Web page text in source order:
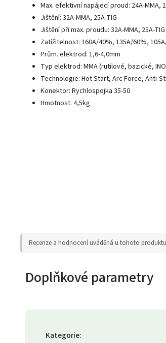
Max. efektivní napájecí proud: 24A-MMA,
Jištění: 32A-MMA, 25A-TIG
Jištění při max. proudu: 32A-MMA, 25A-TIG
Zatížitelnost: 160A/40%, 135A/60%,
Prům. elektrod: 1,6-4,0mm
Typ elektrod: MMA (rutilové, bazické,
Technologie: Hot Start, Arc Force, Anti-
Konektor: Rychlospojka 35-50
Hmotnost: 4,5kg
Recenze a hodnocení uváděná u tohoto
Doplňkové parametry
Kategorie: